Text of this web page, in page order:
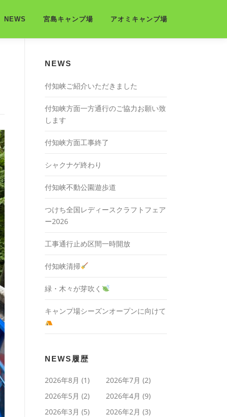
NEWS 宮島キャンプ場 アオミキャンプ場
NEWS
付知峡ご紹介いただきました
付知峡方面一方通行のご協力お願い致
します
付知峡方面工事終了
シャクナゲ終わり
付知峡不動公園遊歩道
つけち全国レディースクラフトフェア
ー2026
工事通行止め区間一時開放
付知峡清掃
緑・木々が芽吹く
キャンプ場シーズンオープンに向けて
NEWS履歴
2026年8月 (1) 2026年7月 (2)
2026年5月 (2) 2026年4月 (9)
2026年3月 (5) 2026年2月 (3)